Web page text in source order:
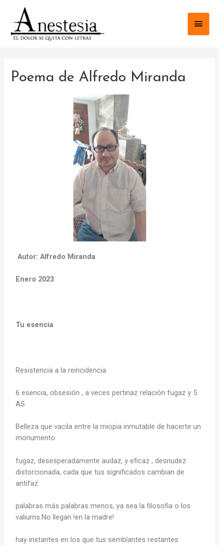
Poema de Alfredo Miranda
Autor: Alfredo Miranda
Enero 2023
Tu esencia
Resistencia a la reincidencia
6 esencia, obsesión , a veces pertinaz relación fugaz y 5
AS
Belleza que vacila entre la miopia inmutable de hacerte un
monumento
fugaz, desesperadamente audaz, y eficaz , desnudez
distorcionada, cada que tus significados cambian de
antifaz
palabras más palabras menos, ya sea la filosofia o los
valiums.No llegan !en la madre!
hay instantes en los que tus semblantes restantes